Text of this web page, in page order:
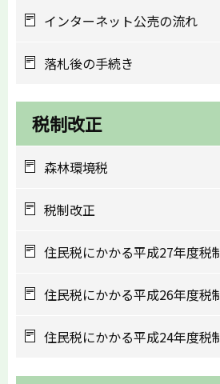
インターネット公売の流れ
落札後の手続き
税制改正
森林環境税
税制改正
住民税にかかる平成27年度税
住民税にかかる平成26年度税
住民税にかかる平成24年度税